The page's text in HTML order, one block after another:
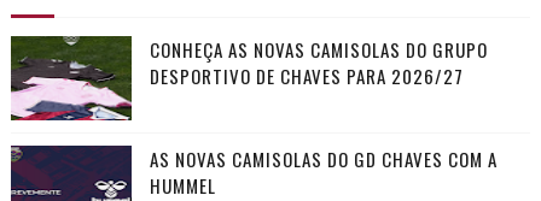
CONHEÇA AS NOVAS CAMISOLAS DO GRUPO
DESPORTIVO DE CHAVES PARA 2026/27
AS NOVAS CAMISOLAS DO GD CHAVES COM A
HUMMEL